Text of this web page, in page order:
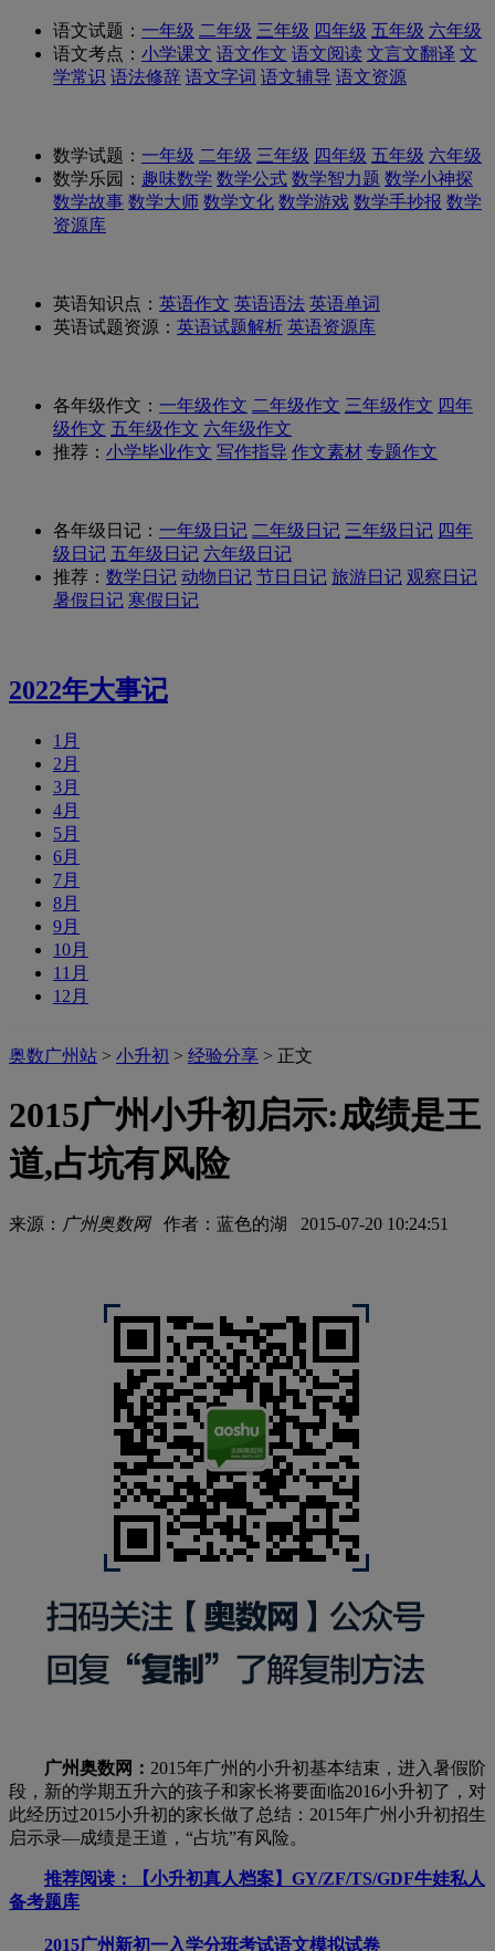
语文试题： 一年级 二年级 三年级 四年级 五年级 六年级
语文考点： 小学课文 语文作文 语文阅读 文言文翻译 文
学常识 语法修辞 语文字词 语文辅导 语文资源
数学试题： 一年级 二年级 三年级 四年级 五年级 六年级
数学乐园： 趣味数学 数学公式 数学智力题 数学小神探
数学故事 数学大师 数学文化 数学游戏 数学手抄报 数学
资源库
英语知识点： 英语作文 英语语法 英语单词
英语试题资源： 英语试题解析 英语资源库
各年级作文： 一年级作文 二年级作文 三年级作文 四年
级作文 五年级作文 六年级作文
推荐： 小学毕业作文 写作指导 作文素材 专题作文
各年级日记： 一年级日记 二年级日记 三年级日记 四年
级日记 五年级日记 六年级日记
推荐： 数学日记 动物日记 节日日记 旅游日记 观察日记
暑假日记 寒假日记
2022年大事记
1月
2月
3月
4月
5月
6月
7月
8月
9月
10月
11月
12月
奥数广州站 > 小升初 > 经验分享 > 正文
2015广州小升初启示:成绩是王
道,占坑有风险
来源： 广州奥数网作者：蓝色的湖 2015-07-20 10:24:51
广州奥数网： 2015年广州的小升初基本结束，进入暑假阶
段，新的学期五升六的孩子和家长将要面临2016小升初了，对
此经历过2015小升初的家长做了总结：2015年广州小升初招生
启示录—成绩是王道，“占坑”有风险。
推荐阅读：【小升初真人档案】GY/ZF/TS/GDF牛娃私人
备考题库
2015广州新初一入学分班考试语文模拟试卷